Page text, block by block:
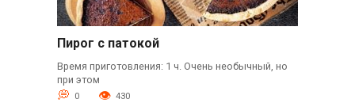
Пирог с патокой
Время приготовления: 1 ч. Очень необычный, но
при этом
0 430